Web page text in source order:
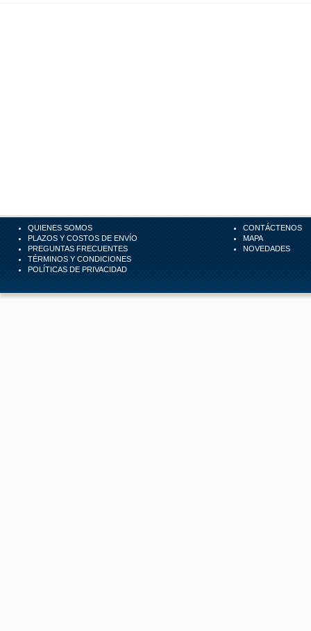
QUIENES SOMOS
PLAZOS Y COSTOS DE ENVÍO
PREGUNTAS FRECUENTES
TÉRMINOS Y CONDICIONES
POLÍTICAS DE PRIVACIDAD
CONTÁCTENOS
MAPA
NOVEDADES